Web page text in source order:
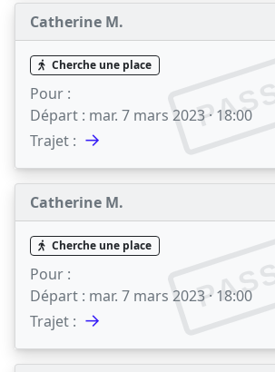
Catherine M.
PASSÉ
Cherche une place
Pour :
Départ : mar. 7 mars 2023 · 18:00
Trajet : →
Catherine M.
PASSÉ
Cherche une place
Pour :
Départ : mar. 7 mars 2023 · 18:00
Trajet : →